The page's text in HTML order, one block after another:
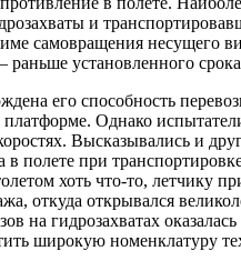
и
самовращения несущего
установленного
его способность
Однако
Высказывались и
полете при
хоть что-то, летчику
откуда открывался
на гидрозахватах
широкую номенклатуру